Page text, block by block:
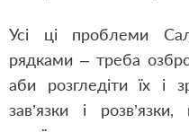
Усі ці проблеми
рядками – треба
аби розгледіти їх і
зав’язки і